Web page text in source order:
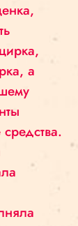
а